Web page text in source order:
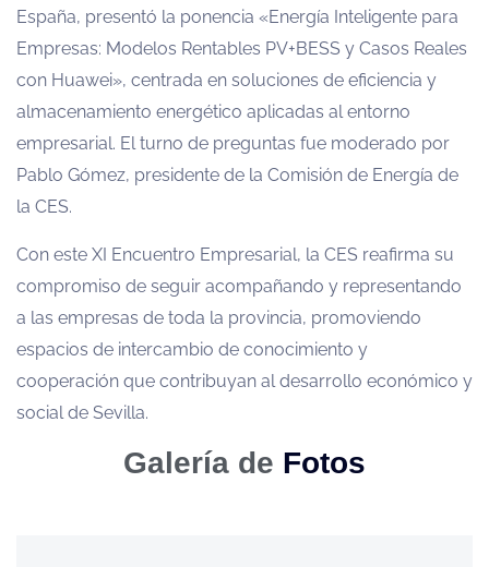
España, presentó la ponencia «Energía Inteligente para
Empresas: Modelos Rentables PV+BESS y Casos Reales
con Huawei», centrada en soluciones de eficiencia y
almacenamiento energético aplicadas al entorno
empresarial. El turno de preguntas fue moderado por
Pablo Gómez, presidente de la Comisión de Energía de
la CES.
Con este XI Encuentro Empresarial, la CES reafirma su
compromiso de seguir acompañando y representando
a las empresas de toda la provincia, promoviendo
espacios de intercambio de conocimiento y
cooperación que contribuyan al desarrollo económico y
social de Sevilla.
Galería de Fotos